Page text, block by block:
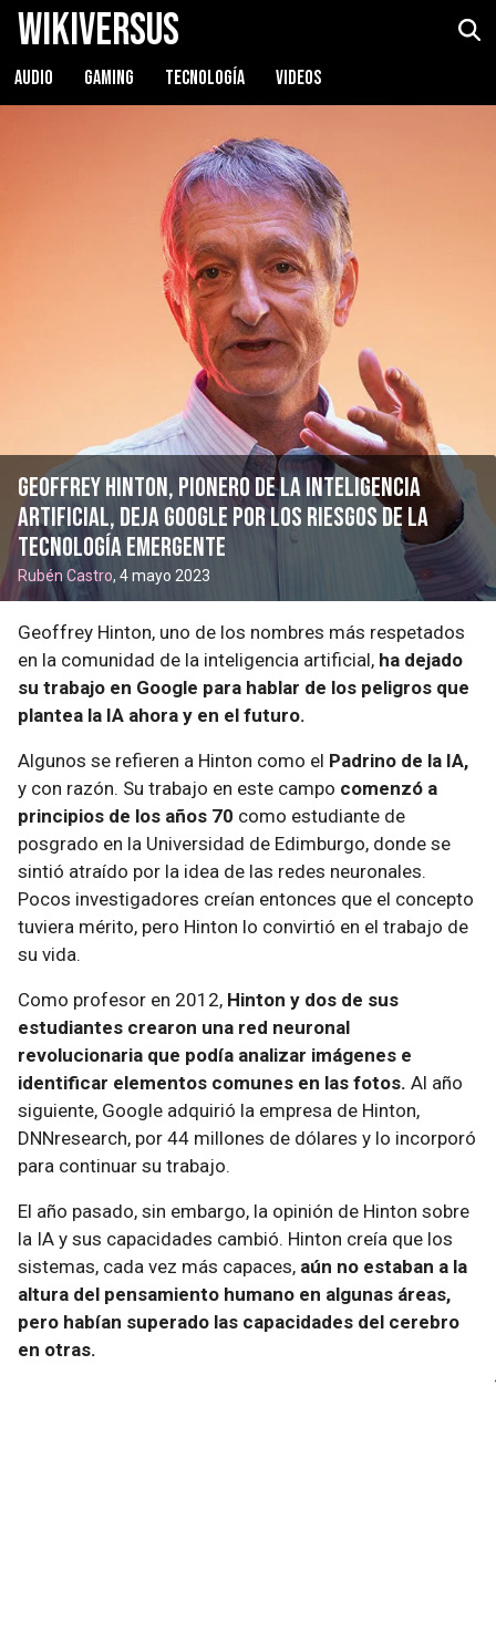
WikiVersus
AUDIO GAMING TECNOLOGÍA VIDEOS
Geoffrey Hinton, pionero de la inteligencia
artificial, deja Google por los riesgos de la
tecnología emergente
Rubén Castro, 4 mayo 2023
Geoffrey Hinton, uno de los nombres más respetados
en la comunidad de la inteligencia artificial, ha dejado
su trabajo en Google para hablar de los peligros que
plantea la IA ahora y en el futuro.
Algunos se refieren a Hinton como el Padrino de la IA,
y con razón. Su trabajo en este campo comenzó a
principios de los años 70 como estudiante de
posgrado en la Universidad de Edimburgo, donde se
sintió atraído por la idea de las redes neuronales.
Pocos investigadores creían entonces que el concepto
tuviera mérito, pero Hinton lo convirtió en el trabajo de
su vida.
Como profesor en 2012, Hinton y dos de sus
estudiantes crearon una red neuronal
revolucionaria que podía analizar imágenes e
identificar elementos comunes en las fotos. Al año
siguiente, Google adquirió la empresa de Hinton,
DNNresearch, por 44 millones de dólares y lo incorporó
para continuar su trabajo.
El año pasado, sin embargo, la opinión de Hinton sobre
la IA y sus capacidades cambió. Hinton creía que los
sistemas, cada vez más capaces, aún no estaban a la
altura del pensamiento humano en algunas áreas,
pero habían superado las capacidades del cerebro
en otras.